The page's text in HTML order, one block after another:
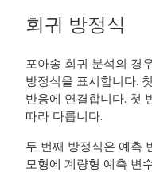
회귀 방정식
포아송 회귀 분석의 경
방정식을 표시합니다.
반응에 연결합니다. 첫
따라 다릅니다.
두 번째 방정식은 예측
모형에 계량형 예측 변